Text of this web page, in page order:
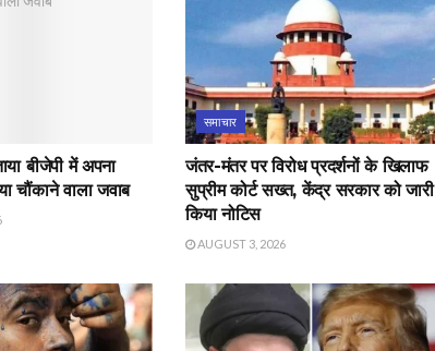
बीजेपी में अपना
चौंकाने वाला जवाब
समाचार
जंतर-मंतर पर विरोध प्रदर्शनों के खिलाफ
सुप्रीम कोर्ट सख्त, केंद्र सरकार को जारी
किया नोटिस
AUGUST 3, 2026